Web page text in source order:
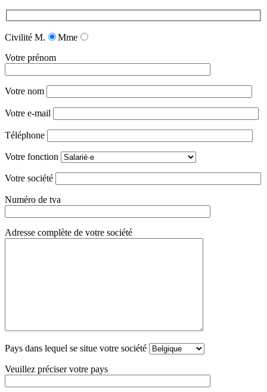
Civilité M.
Mme
Votre prénom
Votre nom
Votre e-mail
Téléphone
Votre fonction
Votre société
Numéro de tva
Adresse complète de votre société
Pays dans lequel se situe votre société
Veuillez préciser votre pays